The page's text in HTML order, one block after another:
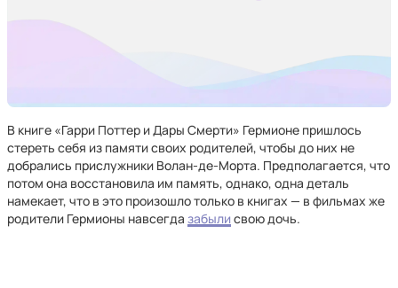
В книге «Гарри Поттер и Дары Смерти» Гермионе пришлось
стереть себя из памяти своих родителей, чтобы до них не
добрались прислужники Волан-де-Морта. Предполагается, что
потом она восстановила им память, однако, одна деталь
намекает, что в это произошло только в книгах — в фильмах же
родители Гермионы навсегда забыли свою дочь.